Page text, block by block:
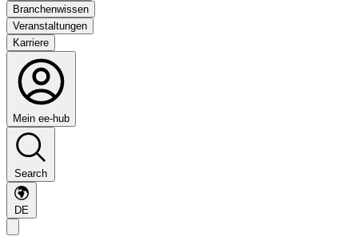
Branchenwissen
Veranstaltungen
Karriere
Mein ee-hub
Search
DE